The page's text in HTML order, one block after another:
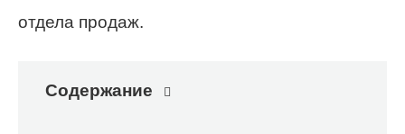
отдела продаж.
Содержание